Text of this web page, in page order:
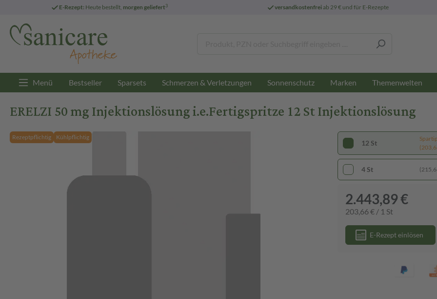
E-Rezept: Heute bestellt, morgen geliefert3 versandkostenfreiab 29 € und für E-Rezepte
Menü Bestseller Sparsets Schmerzen & Verletzungen Sonnenschutz Marken Themenwelten
ERELZI 50 mg Injektionslösung i.e.Fertigspritze 12 St Injektionslösung
Rezeptpflichtig Kühlpflichtig
12 St
4 St
2.443,89 €
203,66 € / 1 St
E-Rezept einlösen